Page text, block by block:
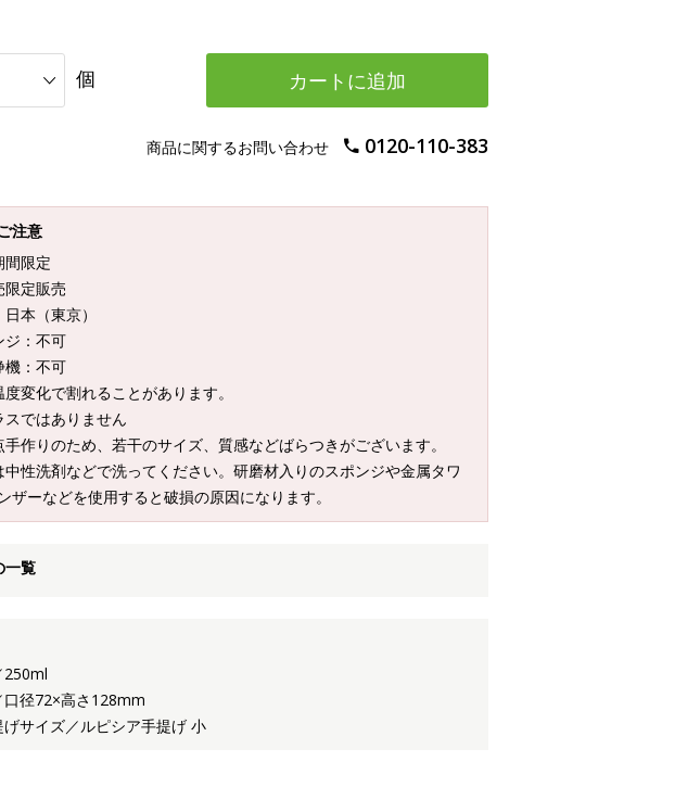
個 カートに追加
商品に関するお問い合わせ 0120-110-383
注意
間限定
限定販売
本（東京）
ジ：不可
機：不可
変化で割れることがあります。
スではありません
手作りのため、若干のサイズ、質感などばらつきがございます。
中性洗剤などで洗ってください。研磨材入りのスポンジや金属タワ
ザーなどを使用すると破損の原因になります。
一覧
250ml
口径72×高さ128mm
サイズ／ルピシア手提げ 小